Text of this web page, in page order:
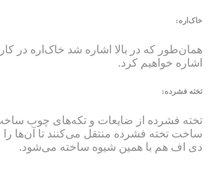
خاک‌اره:
همان‌طور که در بالا اشاره شد خاک‌اره در
اشاره خواهیم کرد.
تخته فشرده:
تخته فشرده از ضایعات و تکه‌های چوب ساخت
ساخت تخته فشرده منتقل می‌کنند تا آن‌ها
دی اف هم با همین شیوه ساخته می‌شود.